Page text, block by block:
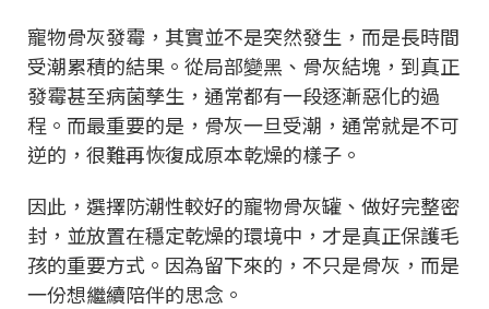
寵物骨灰發霉，其實並不是突然發生，而是長時間
受潮累積的結果。從局部變黑、骨灰結塊，到真正
發霉甚至病菌孳生，通常都有一段逐漸惡化的過
程。而最重要的是，骨灰一旦受潮，通常就是不可
逆的，很難再恢復成原本乾燥的樣子。
因此，選擇防潮性較好的寵物骨灰罐、做好完整密
封，並放置在穩定乾燥的環境中，才是真正保護毛
孩的重要方式。因為留下來的，不只是骨灰，而是
一份想繼續陪伴的思念。